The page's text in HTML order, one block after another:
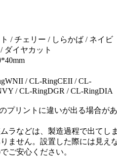
/ チェリー / しらかば / ネイビ
ダイヤカット
/ CL-RingCEII / CL-
/ CL-RingDGR / CL-RingDIA
プリントに違いが出る場合があ
ラなどは、製造過程で出てし
ません。設置した際には見え
ご安心ください。